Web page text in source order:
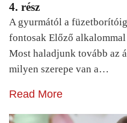
4. rész
A gyurmától a
fontosak Előző
Most haladjunk tovább az
milyen szerepe van a…
Read More